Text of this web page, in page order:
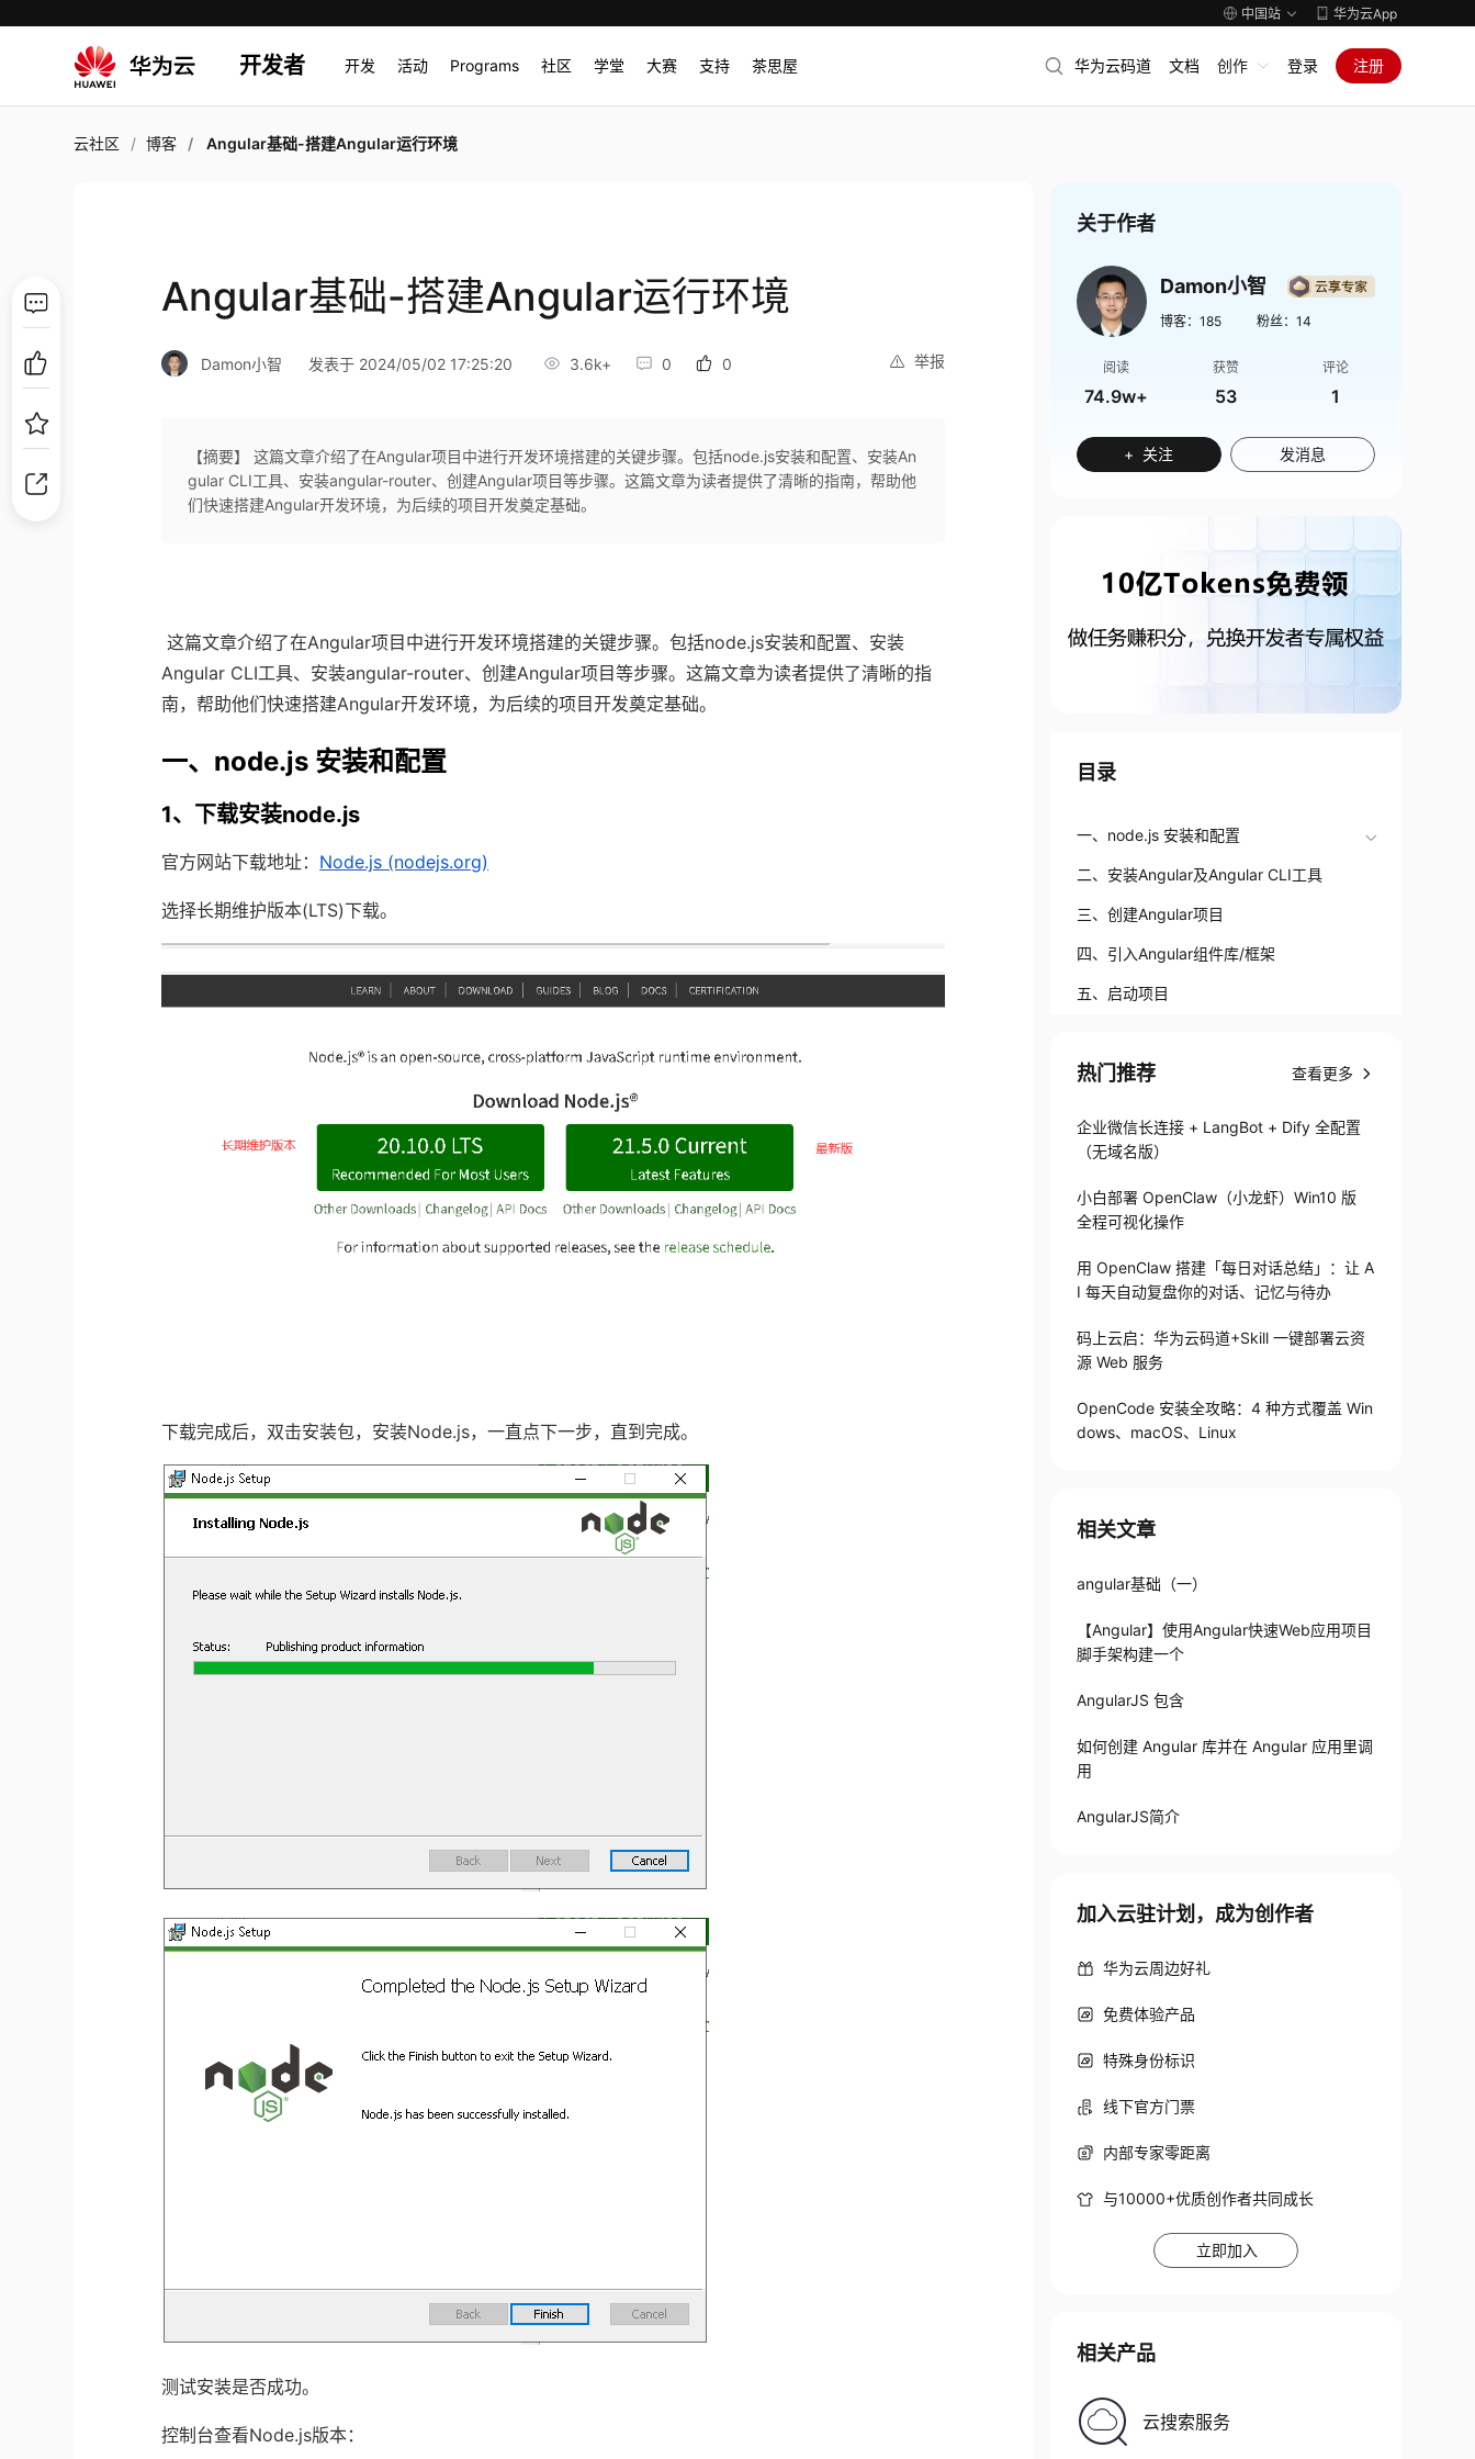
中国站 华为云App
开发者 开发 活动 Programs 社区 学堂 大赛 支持 茶思屋 华为云码道 文档 创作 登录 注册
云社区 博客 Angular基础-搭建Angular运行环境
Angular基础-搭建Angular运行环境
举报
Damon小智 发表于 2024/05/02 17:25:20 3.6k+ 0 0
【摘要】 这篇文章介绍了在Angular项目中进行开发环境搭建的关键步骤。包括node.js安装和配置、安装An
gular CLI工具、安装angular-router、创建Angular项目等步骤。这篇文章为读者提供了清晰的指南，帮助他
们快速搭建Angular开发环境，为后续的项目开发奠定基础。
这篇文章介绍了在Angular项目中进行开发环境搭建的关键步骤。包括node.js安装和配置、安装
Angular CLI工具、安装angular-router、创建Angular项目等步骤。这篇文章为读者提供了清晰的指
南，帮助他们快速搭建Angular开发环境，为后续的项目开发奠定基础。
一、 node.js 安装和配置
1、下载安装node.js
官方网站下载地址： Node.js (nodejs.org)
选择长期维护版本(LTS)下载。
下载完成后，双击安装包，安装Node.js，一直点下一步，直到完成。
测试安装是否成功。
控制台查看Node.js版本：
关于作者
Damon小智
博客： 185 粉丝： 14
阅读
74.9w+
获赞
53
评论
1
+ 关注 发消息
目录
一、node.js 安装和配置
二、安装Angular及Angular CLI工具
三、创建Angular项目
四、引入Angular组件库/框架
五、启动项目
热门推荐 查看更多
企业微信长连接 + LangBot + Dify 全配置
（无域名版）
小白部署 OpenClaw（小龙虾）Win10 版
全程可视化操作
用 OpenClaw 搭建「每日对话总结」：让 A
I 每天自动复盘你的对话、记忆与待办
码上云启：华为云码道+Skill 一键部署云资
源 Web 服务
OpenCode 安装全攻略：4 种方式覆盖 Win
dows、macOS、Linux
相关文章
angular基础（一）
【Angular】使用Angular快速Web应用项目
脚手架构建一个
AngularJS 包含
如何创建 Angular 库并在 Angular 应用里调
用
AngularJS简介
加入云驻计划，成为创作者
华为云周边好礼
免费体验产品
特殊身份标识
线下官方门票
内部专家零距离
与10000+优质创作者共同成长
立即加入
相关产品
云搜索服务